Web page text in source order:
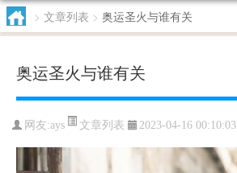
> 文章列表 > 奥运圣火与谁有关
奥运圣火与谁有关
网友:ays 文章列表 2023-04-16 00:10:03